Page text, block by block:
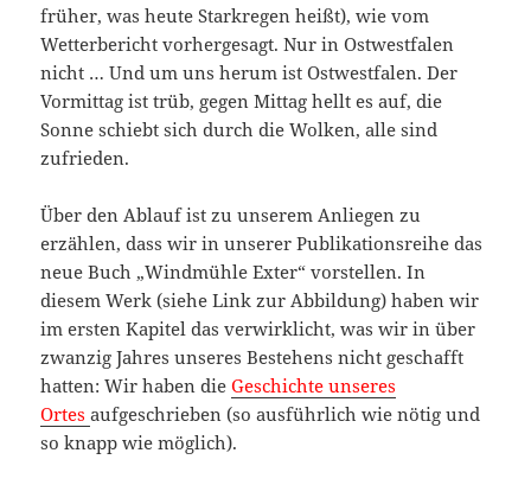
früher, was heute Starkregen heißt), wie vom
Wetterbericht vorhergesagt. Nur in Ostwestfalen
nicht … Und um uns herum ist Ostwestfalen. Der
Vormittag ist trüb, gegen Mittag hellt es auf, die
Sonne schiebt sich durch die Wolken, alle sind
zufrieden.
Über den Ablauf ist zu unserem Anliegen zu
erzählen, dass wir in unserer Publikationsreihe das
neue Buch „Windmühle Exter“ vorstellen. In
diesem Werk (siehe Link zur Abbildung) haben wir
im ersten Kapitel das verwirklicht, was wir in über
zwanzig Jahres unseres Bestehens nicht geschafft
hatten: Wir haben dieGeschichte unseres
Ortesaufgeschrieben (so ausführlich wie nötig und
so knapp wie möglich).